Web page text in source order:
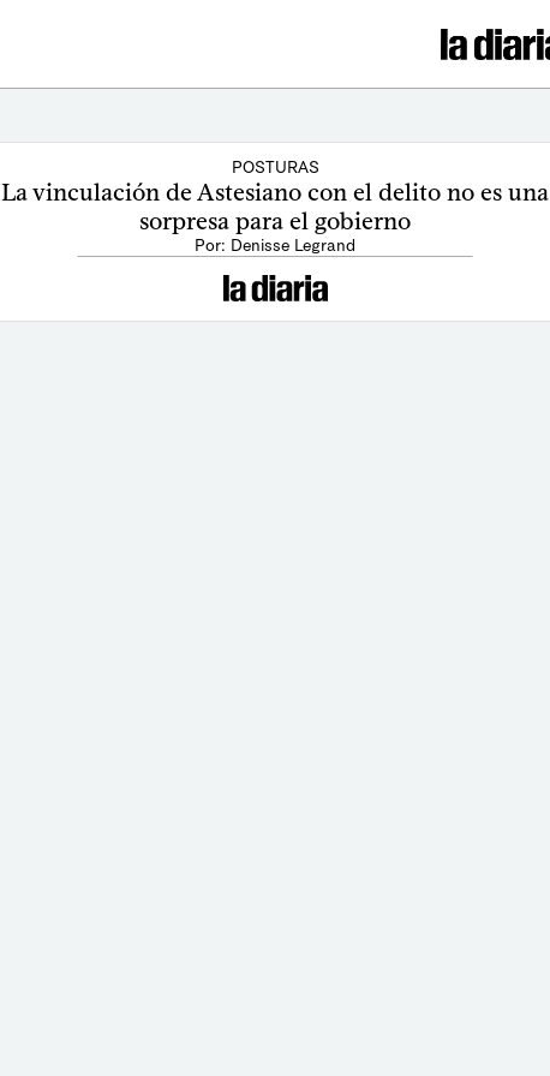
POSTURAS
La vinculación de Astesiano con el delito no es una
sorpresa para el gobierno
Por: Denisse Legrand